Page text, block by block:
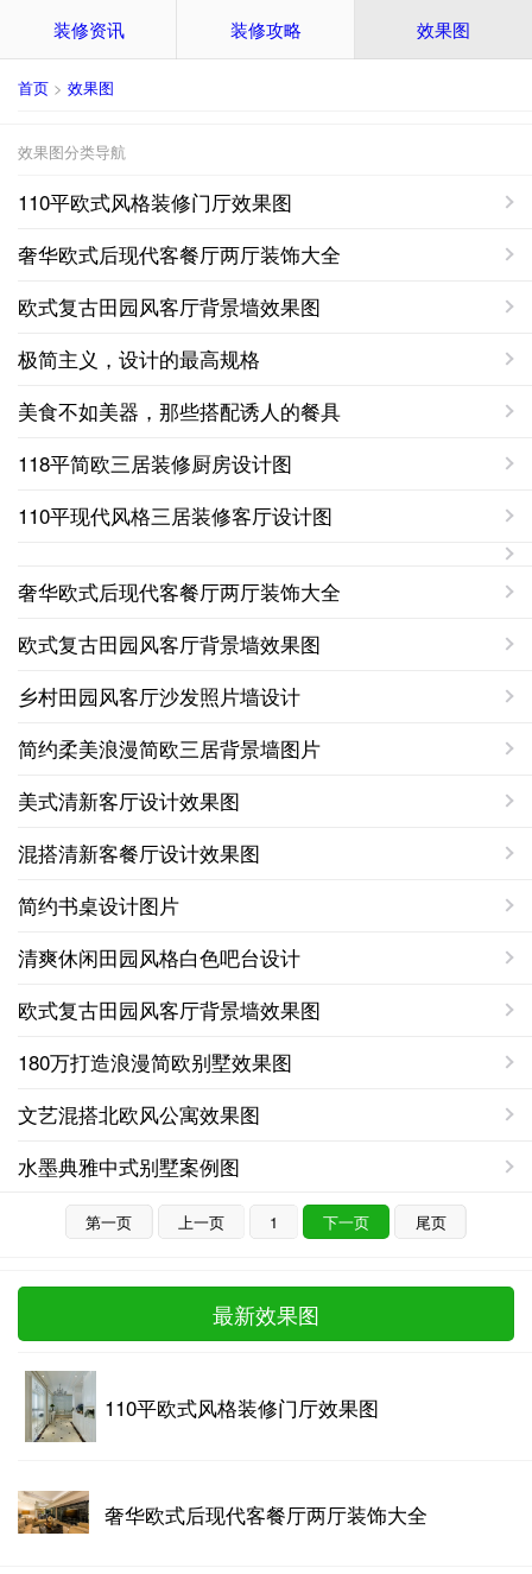
装修资讯 装修攻略 效果图
首页 > 效果图
效果图分类导航
110平欧式风格装修门厅效果图
奢华欧式后现代客餐厅两厅装饰大全
欧式复古田园风客厅背景墙效果图
极简主义，设计的最高规格
美食不如美器，那些搭配诱人的餐具
118平简欧三居装修厨房设计图
110平现代风格三居装修客厅设计图
奢华欧式后现代客餐厅两厅装饰大全
欧式复古田园风客厅背景墙效果图
乡村田园风客厅沙发照片墙设计
简约柔美浪漫简欧三居背景墙图片
美式清新客厅设计效果图
混搭清新客餐厅设计效果图
简约书桌设计图片
清爽休闲田园风格白色吧台设计
欧式复古田园风客厅背景墙效果图
180万打造浪漫简欧别墅效果图
文艺混搭北欧风公寓效果图
水墨典雅中式别墅案例图
第一页 上一页 1 下一页 尾页
最新效果图
110平欧式风格装修门厅效果图
奢华欧式后现代客餐厅两厅装饰大全